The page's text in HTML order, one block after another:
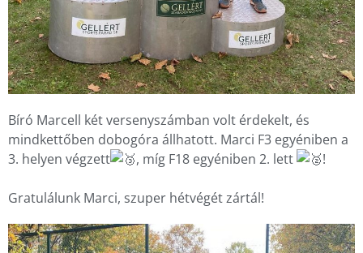
Bíró Marcell két versenyszámban volt érdekelt, és
mindkettőben dobogóra állhatott. Marci F3 egyéniben a
3. helyen végzett
, míg F18 egyéniben 2. lett !
Gratulálunk Marci, szuper hétvégét zártál!